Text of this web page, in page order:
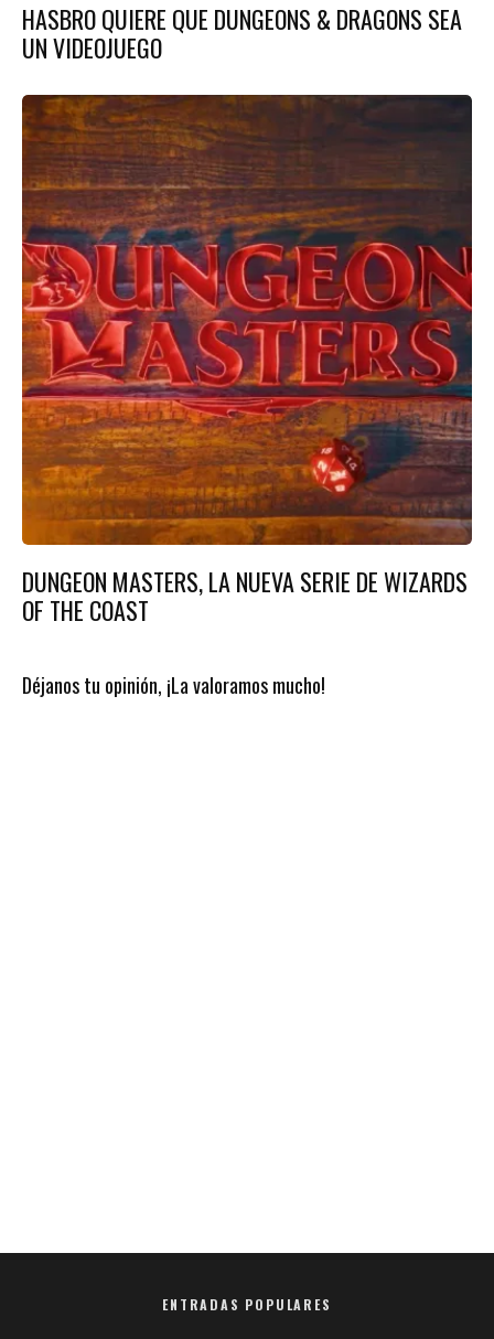
HASBRO QUIERE QUE DUNGEONS & DRAGONS SEA
UN VIDEOJUEGO
DUNGEON MASTERS, LA NUEVA SERIE DE WIZARDS
OF THE COAST
Déjanos tu opinión, ¡La valoramos mucho!
ENTRADAS POPULARES